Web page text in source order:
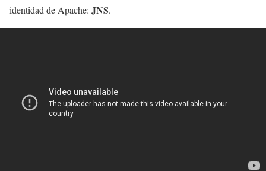
identidad de Apache: JNS.